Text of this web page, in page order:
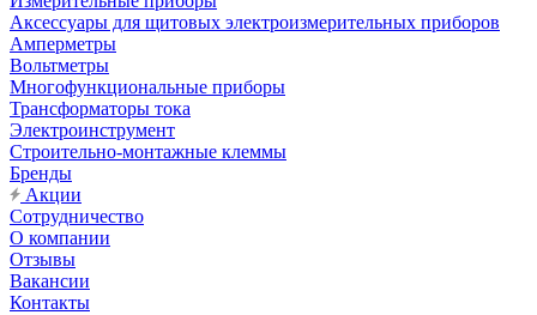
Аксессуары для щитовых электроизмерительных приборов
Амперметры
Вольтметры
Многофункциональные приборы
Трансформаторы тока
Электроинструмент
Строительно-монтажные клеммы
Бренды
Акции
Сотрудничество
О компании
Отзывы
Вакансии
Контакты